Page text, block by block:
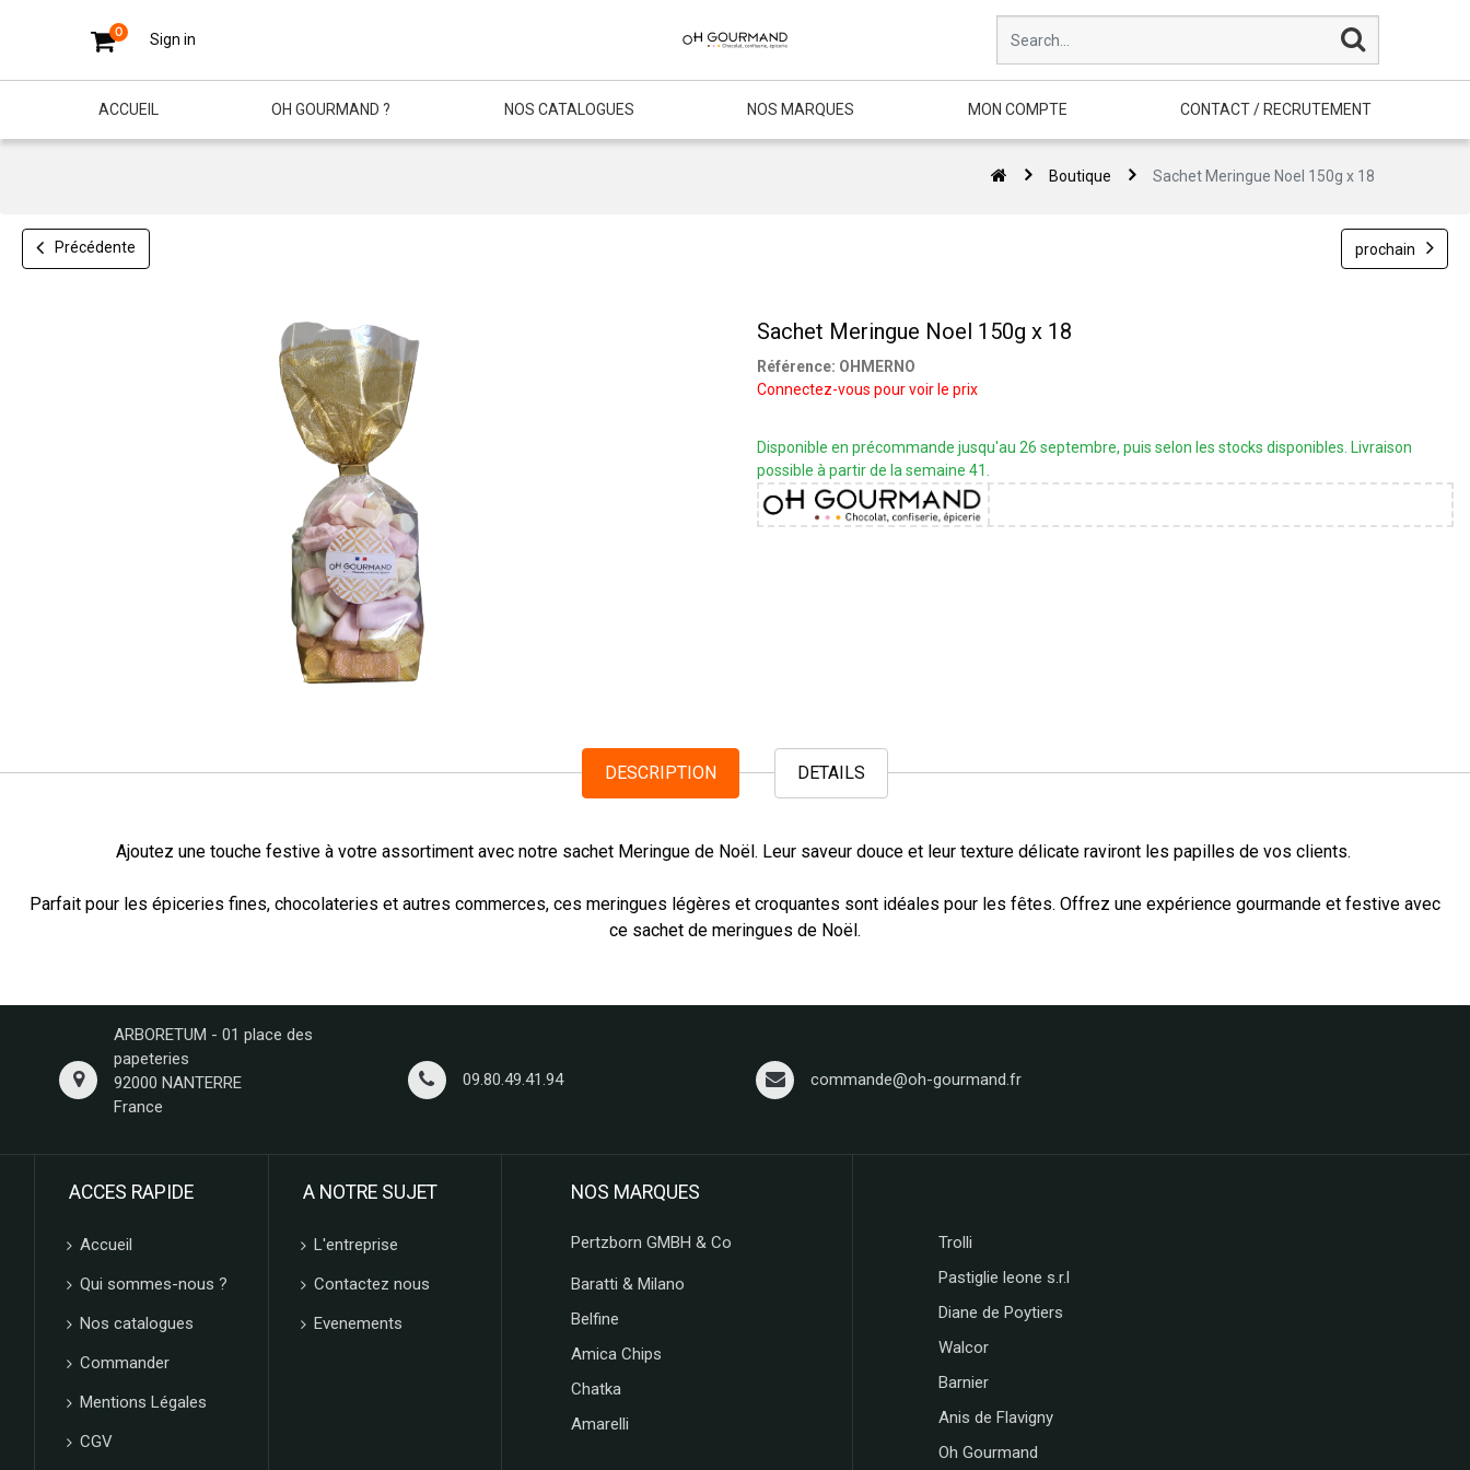
0 Sign in
ACCUEIL OH GOURMAND ? NOS CATALOGUES NOS MARQUES MON COMPTE CONTACT / RECRUTEMENT
Boutique Sachet Meringue Noel 150g x 18
Précédente prochain
Sachet Meringue Noel 150g x 18
Référence: OHMERNO
Connectez-vous pour voir le prix
Disponible en précommande jusqu'au 26 septembre, puis selon les stocks disponibles. Livraison
possible à partir de la semaine 41.
DESCRIPTION DETAILS
Ajoutez une touche festive à votre assortiment avec notre sachet Meringue de Noël. Leur saveur douce et leur texture délicate raviront les papilles de vos clients.
Parfait pour les épiceries fines, chocolateries et autres commerces, ces meringues légères et croquantes sont idéales pour les fêtes. Offrez une expérience gourmande et festive avec
ce sachet de meringues de Noël.
ARBORETUM - 01 place des
papeteries
92000 NANTERRE
France
09.80.49.41.94 commande@oh-gourmand.fr
ACCES RAPIDE
Accueil
Qui sommes-nous ?
Nos catalogues
Commander
Mentions Légales
CGV
A NOTRE SUJET
L'entreprise
Contactez nous
Evenements
NOS MARQUES
Pertzborn GMBH & Co
Baratti & Milano
Belfine
Amica Chips
Chatka
Amarelli
Trolli
Pastiglie leone s.r.l
Diane de Poytiers
Walcor
Barnier
Anis de Flavigny
Oh Gourmand